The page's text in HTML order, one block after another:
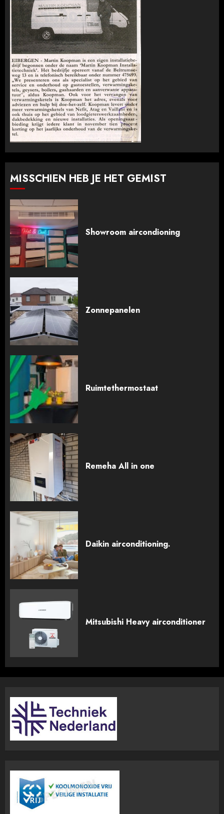
MISSCHIEN HEB JE HET GEMIST
Showroom aircondioning
Zonnepanelen
Ruimtethermostaat
Remeha All in one
Daikin airconditioning.
Mitsubishi Heavy airconditioner